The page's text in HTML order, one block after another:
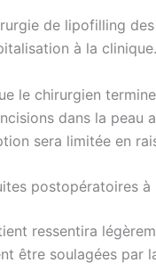
de lipofilling
à la clinique.
le chirurgien
dans la peau
sera limitée en
postopératoires
ressentira
être soulagées par